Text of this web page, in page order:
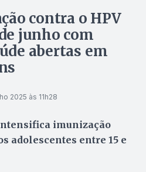
contra o HPV
junho com
abertas em
2025 às 11h28
imunização
adolescentes entre 15 e